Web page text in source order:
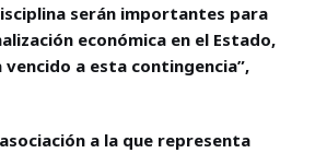
serán importantes para
económica en el Estado,
vencido a esta contingencia”,
a la que representa